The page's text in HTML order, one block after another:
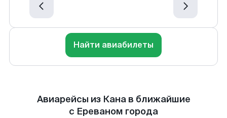
Найти авиабилеты
Авиарейсы из Кана в ближайшие
с Ереваном города